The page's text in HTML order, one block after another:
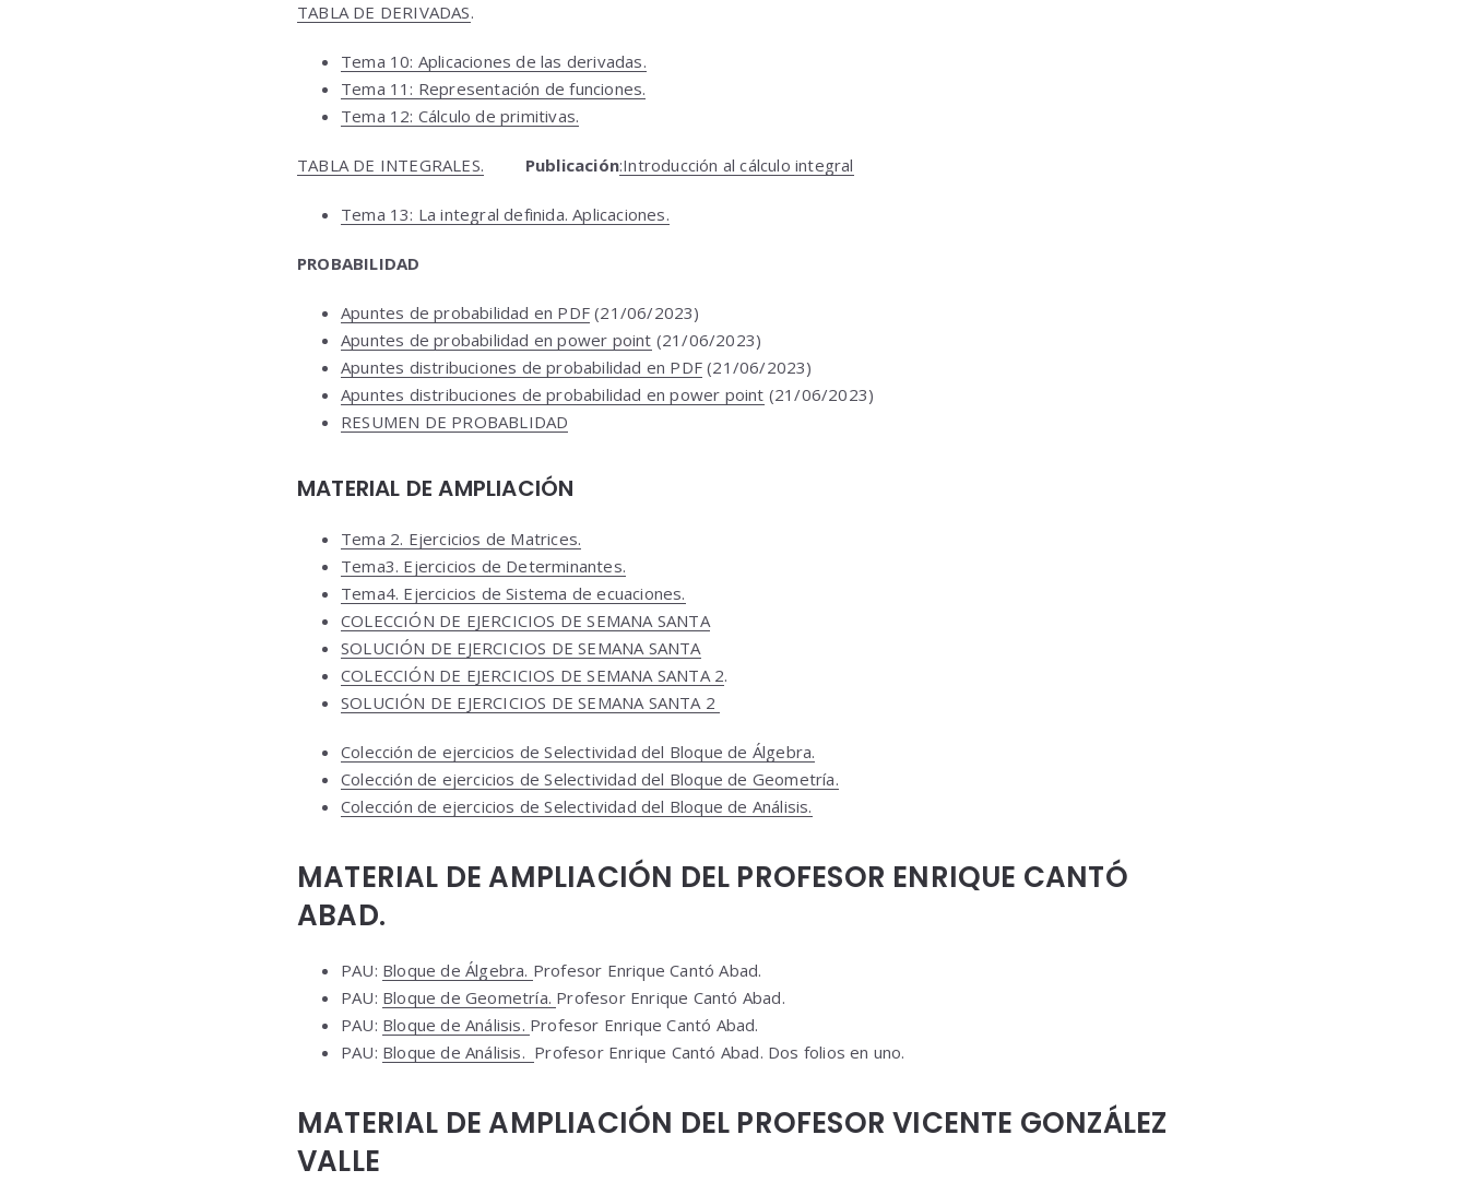
TABLA DE DERIVADAS.
Tema 10: Aplicaciones de las derivadas.
Tema 11: Representación de funciones.
Tema 12: Cálculo de primitivas.
TABLA DE INTEGRALES. Publicación:Introducción al cálculo integral
Tema 13: La integral definida. Aplicaciones.
PROBABILIDAD
Apuntes de probabilidad en PDF (21/06/2023)
Apuntes de probabilidad en power point (21/06/2023)
Apuntes distribuciones de probabilidad en PDF (21/06/2023)
Apuntes distribuciones de probabilidad en power point (21/06/2023)
RESUMEN DE PROBABLIDAD
MATERIAL DE AMPLIACIÓN
Tema 2. Ejercicios de Matrices.
Tema3. Ejercicios de Determinantes.
Tema4. Ejercicios de Sistema de ecuaciones.
COLECCIÓN DE EJERCICIOS DE SEMANA SANTA
SOLUCIÓN DE EJERCICIOS DE SEMANA SANTA
COLECCIÓN DE EJERCICIOS DE SEMANA SANTA 2.
SOLUCIÓN DE EJERCICIOS DE SEMANA SANTA 2
Colección de ejercicios de Selectividad del Bloque de Álgebra.
Colección de ejercicios de Selectividad del Bloque de Geometría.
Colección de ejercicios de Selectividad del Bloque de Análisis.
MATERIAL DE AMPLIACIÓN DEL PROFESOR ENRIQUE CANTÓ
ABAD.
PAU: Bloque de Álgebra. Profesor Enrique Cantó Abad.
PAU: Bloque de Geometría. Profesor Enrique Cantó Abad.
PAU: Bloque de Análisis. Profesor Enrique Cantó Abad.
PAU: Bloque de Análisis. Profesor Enrique Cantó Abad. Dos folios en uno.
MATERIAL DE AMPLIACIÓN DEL PROFESOR VICENTE GONZÁLEZ
VALLE